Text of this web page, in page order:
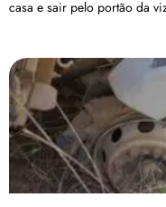
casa e sair pelo portão da